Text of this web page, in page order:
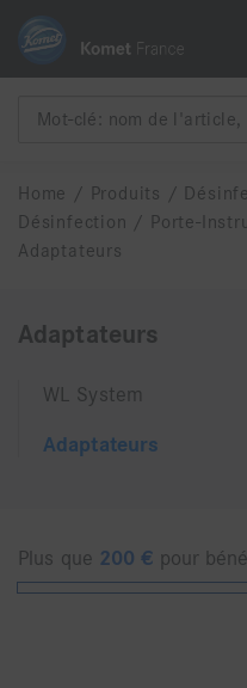
Home / Produits /
Désinfection / Porte-
Adaptateurs
Adaptateurs
WL System
Adaptateurs
Plus que 200 € pour